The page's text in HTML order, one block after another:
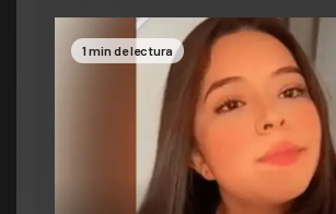
2 min de lectura